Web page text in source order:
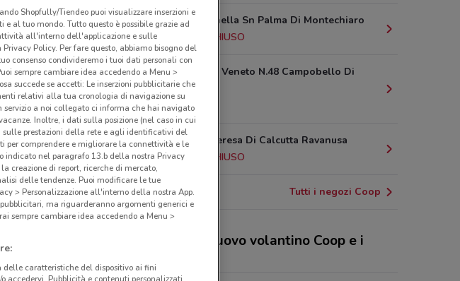
971 m
Via Campanella Sn Palma Di Montechiaro
CHIUSO
Via Vittorio Veneto N.48 Campobello Di
Licata
18 km
Via Maria Teresa Di Calcutta Ravanusa
18.5 km
CHIUSO
Tutti i negozi Coop
Gli sconti del nuovo volantino Coop e i
Shopfully/Tiendeo puoi visualizzare inserzioni e
al tuo mondo. Tutto questo è possibile grazie ad
all'interno dell'applicazione e sulle
Policy. Per fare questo, abbiamo bisogno del
consenso condivideremo i tuoi dati personali con
sempre cambiare idea accedendo a Menu >
succede se accetti: Le inserzioni pubblicitarie che
relativi alla tua cronologia di navigazione su
servizio a noi collegato ci informa che hai navigato
Inoltre, i dati sulla posizione (nel caso in cui
prestazioni della rete e agli identificativi del
per comprendere e migliorare la connettività e le
indicato nel paragrafo 13.b della nostra Privacy
creazione di report, ricerche di mercato,
delle tendenze. Puoi modificare le tue
> Personalizzazione all'interno della nostra App.
ma riguarderanno argomenti generici e
sempre cambiare idea accedendo a Menu >
caratteristiche del dispositivo ai fini
accedervi. Pubblicità e contenuti personalizzati,